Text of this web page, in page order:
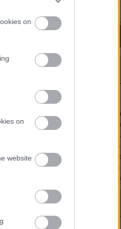
on
on
website
Finlandia in
costa circa 8 mila euro ,
(non ci sono limiti) .Ancora da
ho il camper e due auto
Per il resto concordo con
la loro funzione di punto d'
soste lunghe di 2-3 settimane a
Fosse per me opterei per
la caravan... e quindi fu